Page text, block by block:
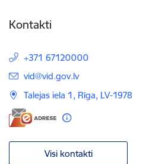
Kontakti
+371 67120000
E-pasts:
vid@vid.gov.lv
Talejas iela 1, Rīga, LV-1978
Visi kontakti